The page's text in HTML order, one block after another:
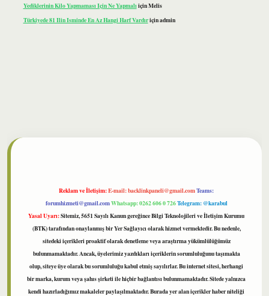
Yediklerinin Kilo Yapmaması Için Ne YapmalıiçinMelis
Türkiyede 81 Ilin Isminde En Az Hangi Harf Vardıriçinadmin
Reklam ve İletişim:E-mail:backlinkpaneli@gmail.comTeams:
forumhizmeti@gmail.comWhatsapp: 0262 606 0 726Telegram: @karabul
Yasal Uyarı:Sitemiz, 5651 Sayılı Kanun gereğince Bilgi Teknolojileri ve İletişim Kurumu
(BTK) tarafından onaylanmış bir Yer Sağlayıcı olarak hizmet vermektedir. Bu nedenle,
sitedeki içerikleri proaktif olarak denetleme veya araştırma yükümlülüğümüz
bulunmamaktadır. Ancak, üyelerimiz yazdıkları içeriklerin sorumluluğunu taşımakta
olup, siteye üye olarak bu sorumluluğu kabul etmiş sayılırlar. Bu internet sitesi, herhangi
bir marka, kurum veya şahıs şirketi ile hiçbir bağlantısı bulunmamaktadır. Sitede yalnızca
kendi hazırladığımız makaleler paylaşılmaktadır. Burada yer alan içerikler haber niteliği